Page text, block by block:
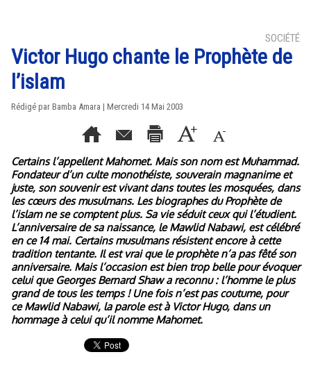
SOCIÉTÉ
Victor Hugo chante le Prophète de
l’islam
Rédigé par Bamba Amara | Mercredi 14 Mai 2003
Certains l’appellent Mahomet. Mais son nom est Muhammad.
Fondateur d’un culte monothéiste, souverain magnanime et
juste, son souvenir est vivant dans toutes les mosquées, dans
les cœurs des musulmans. Les biographes du Prophète de
l’islam ne se comptent plus. Sa vie séduit ceux qui l’étudient.
L’anniversaire de sa naissance, le Mawlid Nabawi, est célébré
en ce 14 mai. Certains musulmans résistent encore à cette
tradition tentante. Il est vrai que le prophète n’a pas fêté son
anniversaire. Mais l’occasion est bien trop belle pour évoquer
celui que Georges Bernard Shaw a reconnu : l’homme le plus
grand de tous les temps ! Une fois n’est pas coutume, pour
ce Mawlid Nabawi, la parole est à Victor Hugo, dans un
hommage à celui qu’il nomme Mahomet.